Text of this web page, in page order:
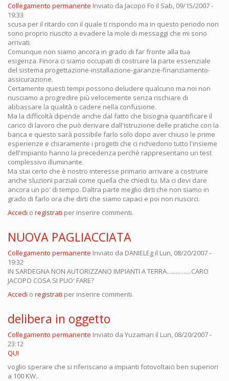
Collegamento permanente Inviato da Jacopo Fo il Sab, 09/15/2007 -
19:33
scusa per il ritardo con il quale ti rispondo ma in questo periodo non
sono proprio riuscito a evadere la mole di messaggi che mi sono
arrivati.
Comunque non siamo ancora in grado di far fronte alla tua
esigenza. Finora ci siamo occupati di costruire la parte essenziale
del sistema progettazione-installazione-garanzie-finanziamento-
assicurazione.
Certamente questi tempi possono deludere qualcuno ma noi non
riusciamo a progredire più velocemente senza rischiare di
abbassare la qualità o cadere nella confusione.
Ma la difficoltà dipende anche dal fatto che bisogna quantificare il
carico di lavoro che può derivare dall'istruzione delle pratiche con la
banca e questo sarà possibile farlo solo dopo aver chiuso le prime
esperienze e chiaramente i progetti che ci richiedono tutto l'insieme
dell'impianto hanno la precedenza perchè rappresentano un test
complessivo illuminante.
Ma stai certo che è nostro interesse primario arrivare a costruire
anche sluzioni parziali come quella che chiedi tu. Ma ci devi dare
ancora un po' di tempo. Daltra parte meglio dirti che non siamo in
grado di farlo ora che dirti che siamo capaci e poi non riuscirci.
Accedi o registrati per inserire commenti.
NUOVA PAGLIACCIATA
Collegamento permanente Inviato da DANIELEg il Lun, 08/20/2007 -
19:32
IN SARDEGNA NON AUTORIZZANO IMPIANTI A TERRA................CARO
JACOPO COSA SI PUO' FARE?
Accedi o registrati per inserire commenti.
delibera in oggetto
Collegamento permanente Inviato da Yuzaman il Lun, 08/20/2007 -
23:12
QUI
voglio sperare che si riferiscano a impianti fotovoltaici ben superiori
a 100 KW..